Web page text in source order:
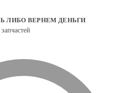
ЛИБО ВЕРНЕМ ДЕНЬГИ